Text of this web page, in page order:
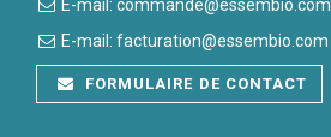
E-mail: commande@essembio.com
E-mail: facturation@essembio.com
FORMULAIRE DE CONTACT